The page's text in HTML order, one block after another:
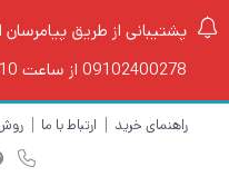
پشتیبانی از طریق پیامرسان
09102400278 از ساعت 10 الی 18
راهنمای خرید ارتباط با ما